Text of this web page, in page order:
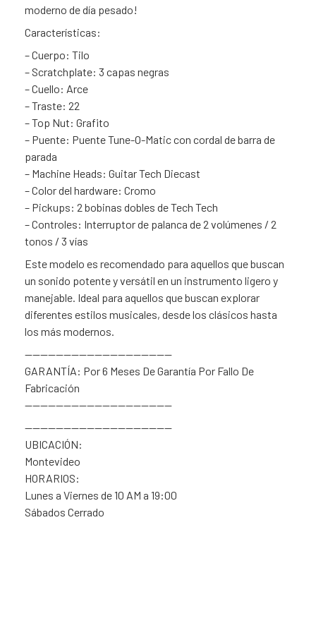
moderno de día pesado!
Características:
– Cuerpo: Tilo
– Scratchplate: 3 capas negras
– Cuello: Arce
– Traste: 22
– Top Nut: Grafito
– Puente: Puente Tune-O-Matic con cordal de barra de
parada
– Machine Heads: Guitar Tech Diecast
– Color del hardware: Cromo
– Pickups: 2 bobinas dobles de Tech Tech
– Controles: Interruptor de palanca de 2 volúmenes / 2
tonos / 3 vías
Este modelo es recomendado para aquellos que buscan
un sonido potente y versátil en un instrumento ligero y
manejable. Ideal para aquellos que buscan explorar
diferentes estilos musicales, desde los clásicos hasta
los más modernos.
———————————————————
GARANTÍA: Por 6 Meses De Garantía Por Fallo De
Fabricación
———————————————————
———————————————————
UBICACIÓN:
Montevideo
HORARIOS:
Lunes a Viernes de 10 AM a 19:00
Sábados Cerrado